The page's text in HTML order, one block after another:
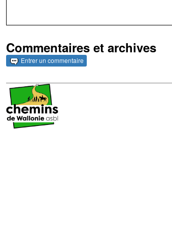
Commentaires et archives
Entrer un commentaire